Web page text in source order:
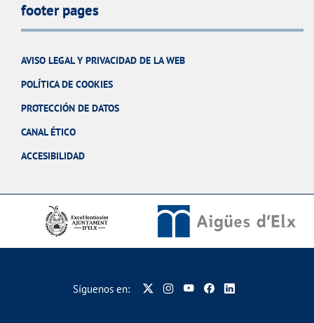
footer pages
AVISO LEGAL Y PRIVACIDAD DE LA WEB
POLÍTICA DE COOKIES
PROTECCIÓN DE DATOS
CANAL ÉTICO
ACCESIBILIDAD
Síguenos en: